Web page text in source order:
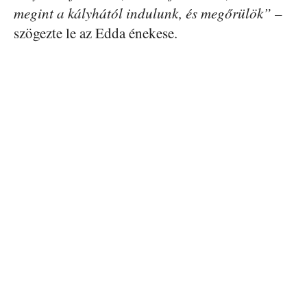
megint a kályhától indulunk, és megőrülök” –
szögezte le az Edda énekese.